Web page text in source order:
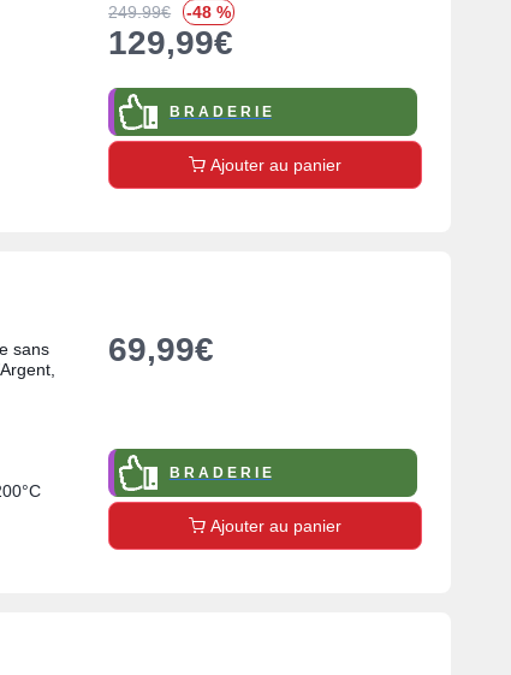
249.99€ -48 %
129,99€
B R A D E R I E
Ajouter au panier
sans
69,99€
B R A D E R I E
Ajouter au panier